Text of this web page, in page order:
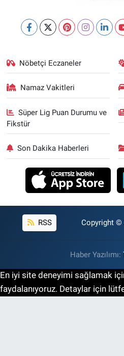
Nöbetçi Eczaneler
Namaz Vakitleri
Süper Lig Puan Durumu ve
Fikstür
Son Dakika Haberleri
RSS Copyright ©
Haber Yazılımı:
En iyi site deneyimi sağlamak
faydalanıyoruz. Detaylar için